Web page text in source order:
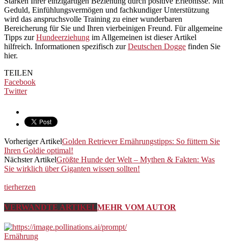
Geduld, Einfühlungsvermögen und fachkundiger Unterstützung
wird das anspruchsvolle Training zu einer wunderbaren
Bereicherung für Sie und Ihren vierbeinigen Freund. Für allgemeine
Tipps zurHundeerziehung im Allgemeinen ist dieser Artikel
hilfreich. Informationen spezifisch zurDeutschen Dogge finden Sie
hier.
TEILEN
Facebook
Twitter
Vorheriger ArtikelGolden Retriever Ernährungstipps: So füttern Sie
Ihren Goldie optimal!
Nächster ArtikelGrößte Hunde der Welt – Mythen & Fakten: Was
Sie wirklich über Giganten wissen sollten!
tierherzen
VERWANDTE ARTIKELMEHR VOM AUTOR
Ernährung